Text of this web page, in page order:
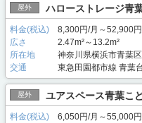
屋外 ハローストレージ青
料金(税込)
8,300円/月～52,900円
広さ
2.47m²～13.2m²
所在地
神奈川県横浜市青葉
交通
東急田園都市線 青葉
屋外 ユアスペース青葉こ
料金(税込)
6,050円/月～55,000円